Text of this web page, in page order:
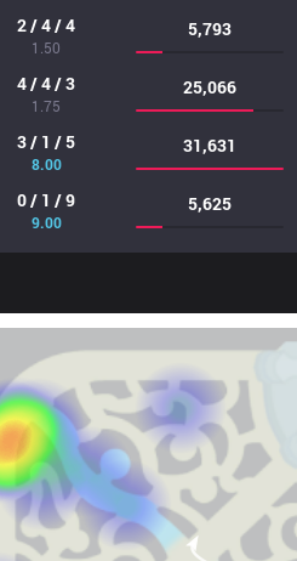
2 / 4 / 4
1.50
5,793
4 / 4 / 3
1.75
25,066
3 / 1 / 5
8.00
31,631
0 / 1 / 9
9.00
5,625